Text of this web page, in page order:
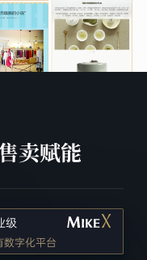
卖赋能
级
数字化平台